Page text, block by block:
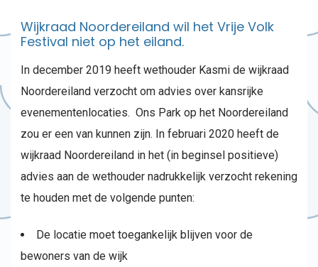
Wijkraad Noordereiland wil het Vrije Volk
Festival niet op het eiland.​
In december 2019 heeft wethouder Kasmi de wijkraad
Noordereiland verzocht om advies over kansrijke
evenementenlocaties. Ons Park op het Noordereiland
zou er een van kunnen zijn. In februari 2020 heeft de
wijkraad Noordereiland in het (in beginsel positieve)
advies aan de wethouder nadrukkelijk verzocht rekening
te houden met de volgende punten:
De locatie moet toegankelijk blijven voor de
bewoners van de wijk